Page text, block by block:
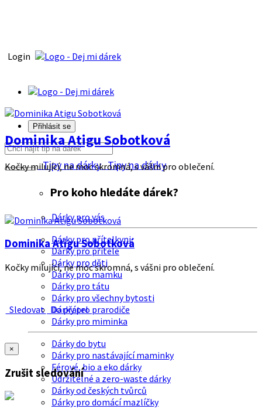
Login
Přihlásit se
Tipy na dárkyTipy na dárky
Pro koho hledáte dárek?
Dárky pro vás
Dárky pro přítelkyni
Dárky pro přítele
Dárky pro děti
Dárky pro mamku
Dárky pro tátu
Dárky pro všechny bytosti
Dárky pro prarodiče
Dárky pro miminka
Dárky do bytu
Dárky pro nastávající maminky
Férové, bio a eko dárky
Udržitelné a zero-waste dárky
Dárky od českých tvůrců
Dárky pro domácí mazlíčky
Dominika Atigu Sobotková
Kočky milující, ne moc skromná, s vášni pro oblečení.
Dominika Atigu Sobotková
Kočky milující, ne moc skromná, s vášni pro oblečení.
Sledovat Do přátel
×
Zrušit sledování